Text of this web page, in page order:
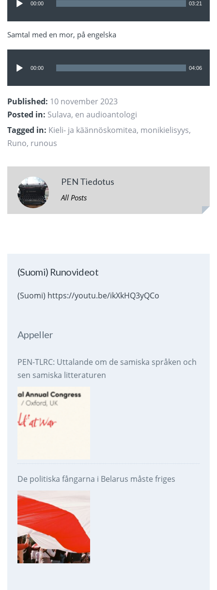
00:00 03:21
Samtal med en mor, på engelska
00:00 04:06
Published: 10 november 2023
Posted in: Sulava, en audioantologi
Tagged in: Kieli- ja käännöskomitea, monikielisyys,
Runo, runous
PEN Tiedotus
All Posts
(Suomi) Runovideot
(Suomi) https://youtu.be/ikXkHQ3yQCo
Appeller
PEN-TLRC: Uttalande om de samiska språken och
sen samiska litteraturen
De politiska fångarna i Belarus måste friges